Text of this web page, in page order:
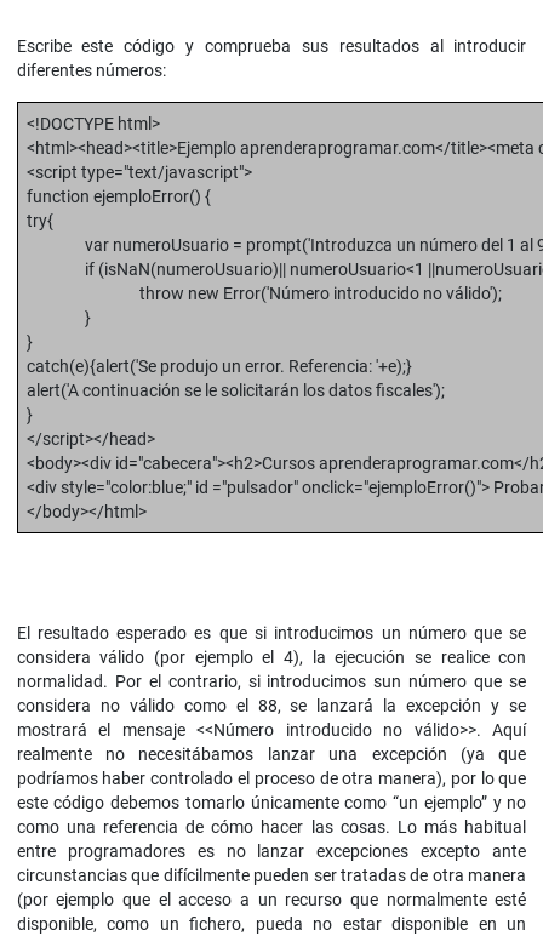
Escribe este código y comprueba sus resultados al introducir
diferentes números:
<!DOCTYPE html>
<html><head><title>Ejemplo aprenderaprogramar.com</title><meta
<script type="text/javascript">
function ejemploError() {
try{
var numeroUsuario = prompt('Introduzca un número del 1 al 9
if (isNaN(numeroUsuario)|| numeroUsuario<1
throw new Error('Número introducido no válido');
}
}
catch(e){alert('Se produjo un error. Referencia: '+e);}
alert('A continuación se le solicitarán los datos fiscales');
}
</script></head>
<body><div id="cabecera"><h2>Cursos aprenderaprogramar.com</
<div style="color:blue;" id ="pulsador" onclick="ejemploError()">
</body></html>
El resultado esperado es que si introducimos un número que se
considera válido (por ejemplo el 4), la ejecución se realice con
normalidad. Por el contrario, si introducimos sun número que se
considera no válido como el 88, se lanzará la excepción y se
mostrará el mensaje <<Número introducido no válido>>. Aquí
realmente no necesitábamos lanzar una excepción (ya que
podríamos haber controlado el proceso de otra manera), por lo que
este código debemos tomarlo únicamente como “un ejemplo” y no
como una referencia de cómo hacer las cosas. Lo más habitual
entre programadores es no lanzar excepciones excepto ante
circunstancias que difícilmente pueden ser tratadas de otra manera
(por ejemplo que el acceso a un recurso que normalmente esté
disponible, como un fichero, pueda no estar disponible en un